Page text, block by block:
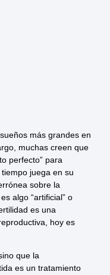
más grandes en
muchas creen que
perfecto” para
juega en su
sobre la
algo “artificial” o
es una
hoy es
que la
es un tratamiento